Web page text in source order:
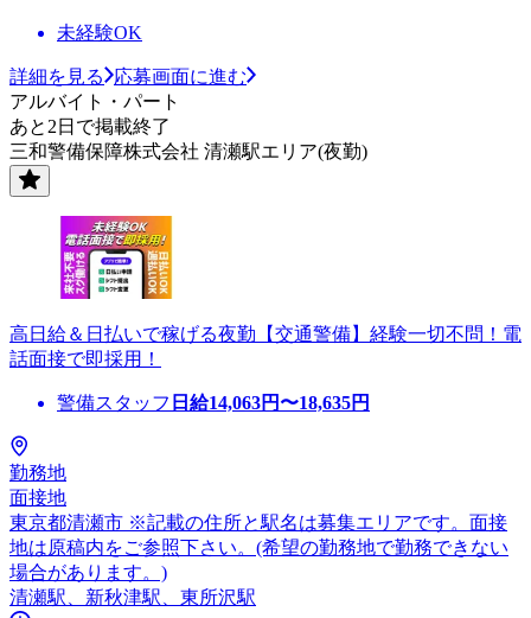
未経験OK
詳細を見る
応募画面に進む
アルバイト・パート
あと2日で掲載終了
三和警備保障株式会社 清瀬駅エリア(夜勤)
高日給＆日払いで稼げる夜勤【交通警備】経験一切不問！電
話面接で即採用！
警備スタッフ 日給14,063円〜18,635円
勤務地
面接地
東京都清瀬市 ※記載の住所と駅名は募集エリアです。面接
地は原稿内をご参照下さい。(希望の勤務地で勤務できない
場合があります。)
清瀬駅、新秋津駅、東所沢駅